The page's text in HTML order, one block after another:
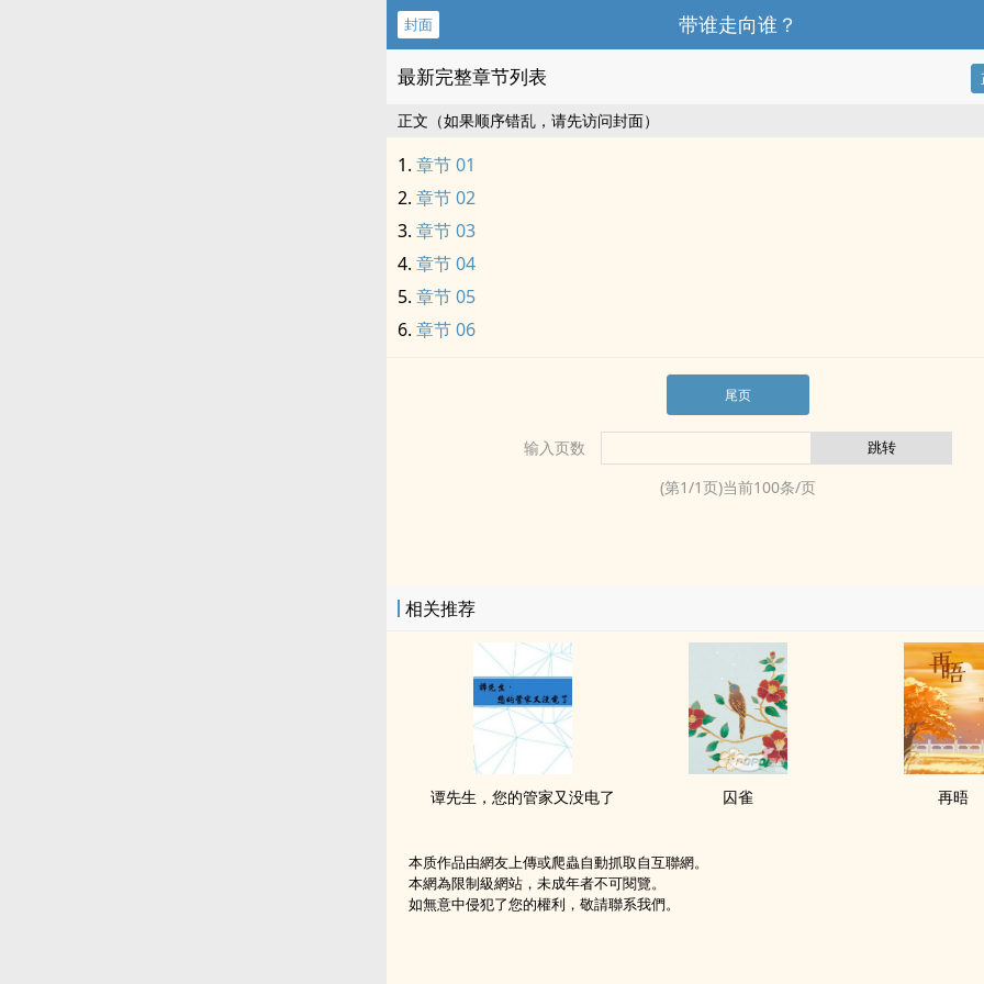
封面 带谁走向谁？
最新完整章节列表
正文（如果顺序错乱，请先访问封面）
章节 01
章节 02
章节 03
章节 04
章节 05
章节 06
尾页
输入页数
(第1/1页)当前100条/页
相关推荐
谭先生，您的管家又没电了 囚雀 再晤
本质作品由網友上傳或爬蟲自動抓取自互聯網。
本網為限制級網站，未成年者不可閱覽。
如無意中侵犯了您的權利，敬請聯系我們。